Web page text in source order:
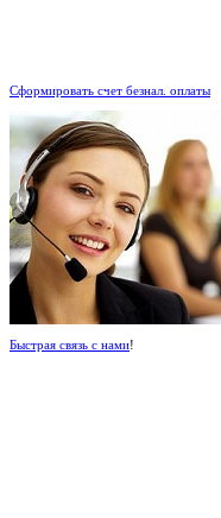
Сформировать счет безнал. оплаты
Быстрая связь с нами!